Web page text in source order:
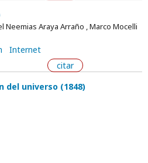
Neemias Araya Arraño , Marco Mocelli
Internet
citar
del universo (1848)